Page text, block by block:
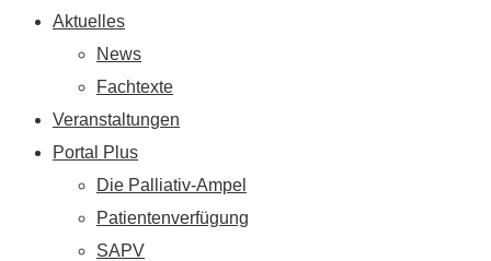
Aktuelles
News
Fachtexte
Veranstaltungen
Portal Plus
Die Palliativ-Ampel
Patientenverfügung
SAPV